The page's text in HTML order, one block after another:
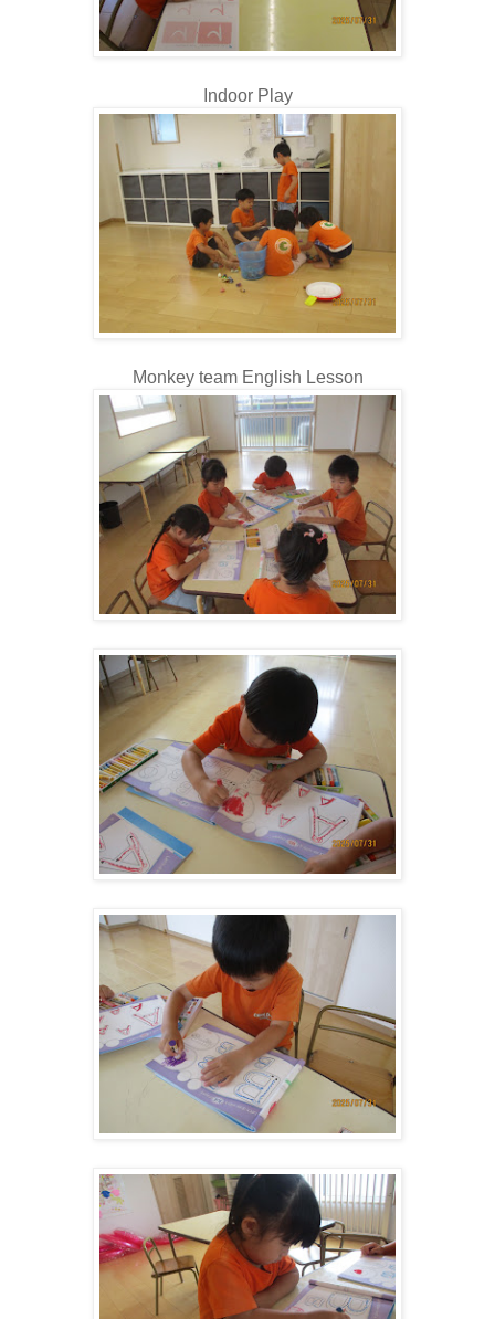
Indoor Play
Monkey team English Lesson